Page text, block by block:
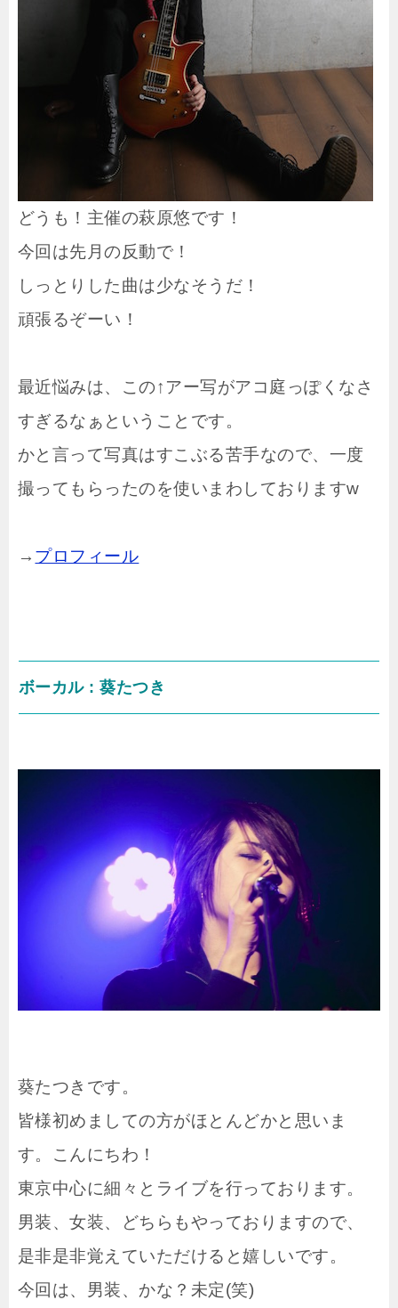
どうも！主催の萩原悠です！
今回は先月の反動で！
しっとりした曲は少なそうだ！
頑張るぞーい！
最近悩みは、この↑アー写がアコ庭っぽくなさ
すぎるなぁということです。
かと言って写真はすこぶる苦手なので、一度
撮ってもらったのを使いまわしておりますw
→ プロフィール
ボーカル : 葵たつき
葵たつきです。
皆様初めましての方がほとんどかと思いま
す。こんにちわ！
東京中心に細々とライブを行っております。
男装、女装、どちらもやっておりますので、
是非是非覚えていただけると嬉しいです。
今回は、男装、かな？未定(笑)